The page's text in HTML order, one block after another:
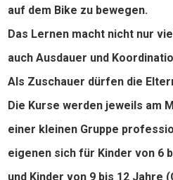
auf dem Bike zu bewegen.
Das Lernen macht nicht nur
auch Ausdauer und
Als Zuschauer dürfen die
Die Kurse werden jeweils am
einer kleinen Gruppe
eigenen sich für Kinder von 6
und Kinder von 9 bis 12 Jahre